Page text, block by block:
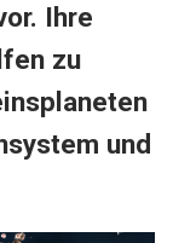
Ihre
zu
und